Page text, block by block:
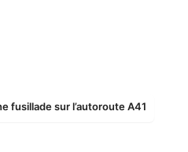
fusillade sur l’autoroute A41